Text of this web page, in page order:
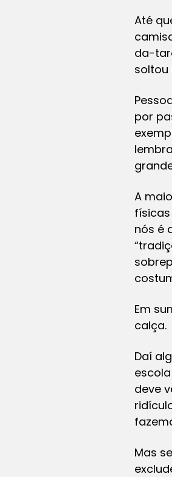
Até
da-
soltou
por
A
nós é
Em
calça.
Daí
deve
Mas